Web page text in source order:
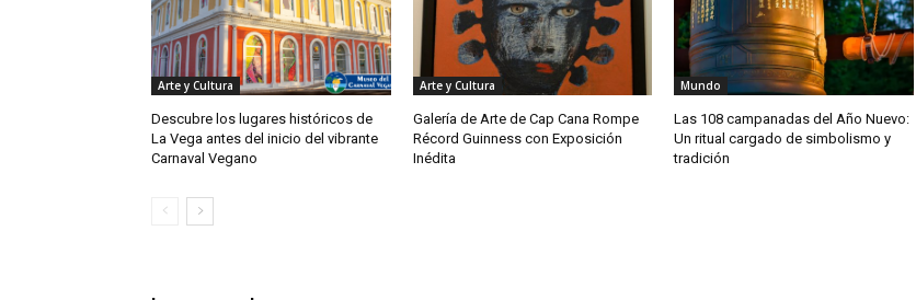
Arte y Cultura
Descubre los lugares históricos de
La Vega antes del inicio del vibrante
Carnaval Vegano
Arte y Cultura
Galería de Arte de Cap Cana Rompe
Récord Guinness con Exposición
Inédita
Mundo
Las 108 campanadas del Año Nuevo:
Un ritual cargado de simbolismo y
tradición